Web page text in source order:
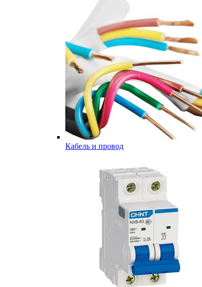
Кабель и провод